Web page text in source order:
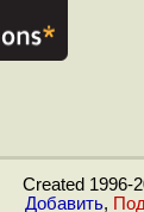
Created 1996-
Добавить,